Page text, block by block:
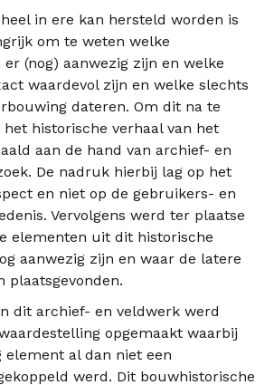
in ere kan hersteld worden is
om te weten welke
(nog) aanwezig zijn en welke
waardevol zijn en welke slechts
dateren. Om dit na te
historische verhaal van het
aan de hand van archief- en
De nadruk hierbij lag op het
en niet op de gebruikers- en
Vervolgens werd ter plaatse
elementen uit dit historische
aanwezig zijn en waar de latere
plaatsgevonden.
dit archief- en veldwerk werd
opgemaakt waarbij
al dan niet een
werd. Dit bouwhistorische